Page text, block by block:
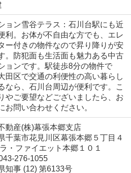
ョン雪谷テラス：石川台駅にも近
利。お体が不自由な方でも、エレ
ー付きの物件なので昇り降りが安
。防犯面も生活面も魅力ある中古
ョンです。駅徒歩8分の物件で
田区で交通の利便性の高い暮らし
なら、石川台周辺が便利です。こ
やご要望などございましたら、お
お問い合わせください。
動産(株)幕張本郷支店
千葉市花見川区幕張本郷５丁目４
・ファイエット本郷１０１
276-1055
知事 (12) 第6133号